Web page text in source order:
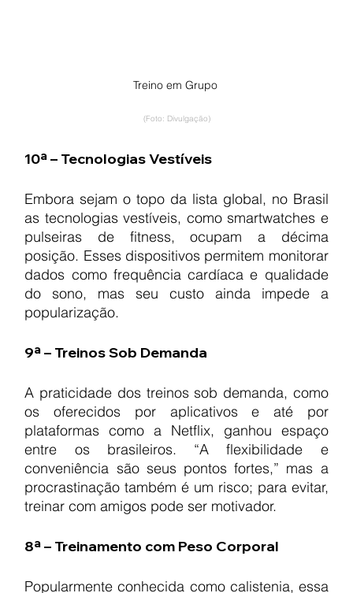
Treino em Grupo
(Foto: Divulgação)
10ª – Tecnologias Vestíveis
Embora sejam o topo da lista global, no Brasil
as tecnologias vestíveis, como smartwatches e
pulseiras de fitness, ocupam a décima
posição. Esses dispositivos permitem monitorar
dados como frequência cardíaca e qualidade
do sono, mas seu custo ainda impede a
popularização.
9ª – Treinos Sob Demanda
A praticidade dos treinos sob demanda, como
os oferecidos por aplicativos e até por
plataformas como a Netflix, ganhou espaço
entre os brasileiros. “A flexibilidade e
conveniência são seus pontos fortes,” mas a
procrastinação também é um risco; para evitar,
treinar com amigos pode ser motivador.
8ª – Treinamento com Peso Corporal
Popularmente conhecida como calistenia, essa